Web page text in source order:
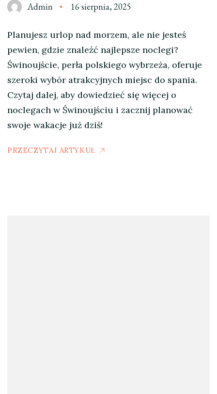
Admin 16 sierpnia, 2025
Planujesz urlop nad morzem, ale nie jesteś
pewien, gdzie znaleźć najlepsze noclegi?
Świnoujście, perła polskiego wybrzeża, oferuje
szeroki wybór atrakcyjnych miejsc do spania.
Czytaj dalej, aby dowiedzieć się więcej o
noclegach w Świnoujściu i zacznij planować
swoje wakacje już dziś!
PRZECZYTAJ ARTYKUŁ